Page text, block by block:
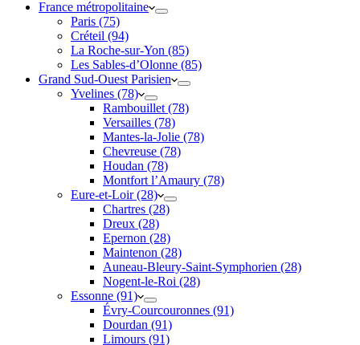
France métropolitaine
Paris (75)
Créteil (94)
La Roche-sur-Yon (85)
Les Sables-d’Olonne (85)
Grand Sud-Ouest Parisien
Yvelines (78)
Rambouillet (78)
Versailles (78)
Mantes-la-Jolie (78)
Chevreuse (78)
Houdan (78)
Montfort l’Amaury (78)
Eure-et-Loir (28)
Chartres (28)
Dreux (28)
Epernon (28)
Maintenon (28)
Auneau-Bleury-Saint-Symphorien (28)
Nogent-le-Roi (28)
Essonne (91)
Évry-Courcouronnes (91)
Dourdan (91)
Limours (91)